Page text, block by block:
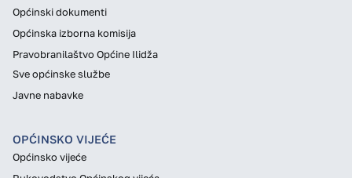
Općinski dokumenti
Općinska izborna komisija
Pravobranilaštvo Općine Ilidža
Sve općinske službe
Javne nabavke
OPĆINSKO VIJEĆE
Općinsko vijeće